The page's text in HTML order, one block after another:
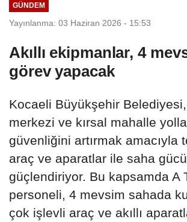
GÜNDEM
Yayınlanma: 03 Haziran 2026 - 15:53
Akıllı ekipmanlar, 4
görev yapacak
Kocaeli Büyükşehir
merkezi ve kırsal mahalle
güvenliğini artırmak amacıyla
araç ve aparatlar ile saha
güçlendiriyor. Bu kapsamda A
personeli, 4 mevsim sahada
çok işlevli araç ve akıllı